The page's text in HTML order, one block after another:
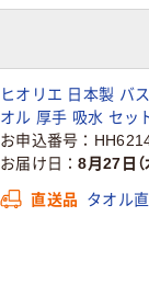
ヒオリエ 日本製 バ
オル 厚手 吸水 セッ
お申込番号
お届け日
8月27日（
直送品 タオル